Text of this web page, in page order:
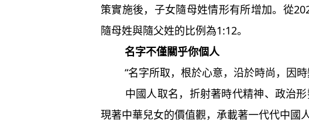
策實施後，子女隨母姓情形有所增加。從
隨母姓與隨父姓的比例為1:12。
名字不僅關乎你個人
“名字所取，根於心意，沿於時尚，因時
中國人取名，折射著時代精神、政治形
現著中華兒女的價值觀，承載著一代代中國